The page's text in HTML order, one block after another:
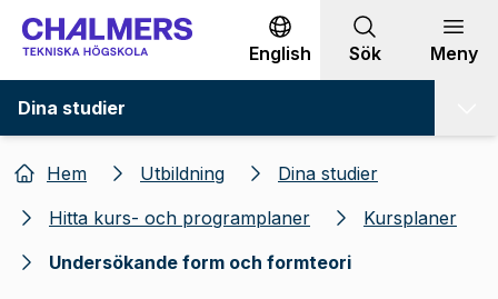
Gå till innehållet
English Sök Meny
Dina studier
Hem Utbildning
Dina studier
Hitta kurs- och programplaner
Kursplaner
Undersökande form och formteori